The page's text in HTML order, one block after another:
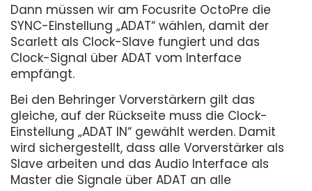
Dann müssen wir am Focusrite OctoPre die
SYNC-Einstellung „ADAT“ wählen, damit der
Scarlett als Clock-Slave fungiert und das
Clock-Signal über ADAT vom Interface
empfängt.
Bei den Behringer Vorverstärkern gilt das
gleiche, auf der Rückseite muss die Clock-
Einstellung „ADAT IN“ gewählt werden. Damit
wird sichergestellt, dass alle Vorverstärker als
Slave arbeiten und das Audio Interface als
Master die Signale über ADAT an alle